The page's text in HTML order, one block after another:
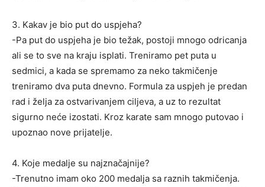
3. Kakav je bio put do uspjeha?
-Pa put do uspjeha je bio težak, postoji mnogo odricanja
ali se to sve na kraju isplati. Treniramo pet puta u
sedmici, a kada se spremamo za neko takmičenje
treniramo dva puta dnevno. Formula za uspjeh je predan
rad i želja za ostvarivanjem ciljeva, a uz to rezultat
sigurno neće izostati. Kroz karate sam mnogo putovao i
upoznao nove prijatelje.
4. Koje medalje su najznačajnije?
-Trenutno imam oko 200 medalja sa raznih takmičenja.